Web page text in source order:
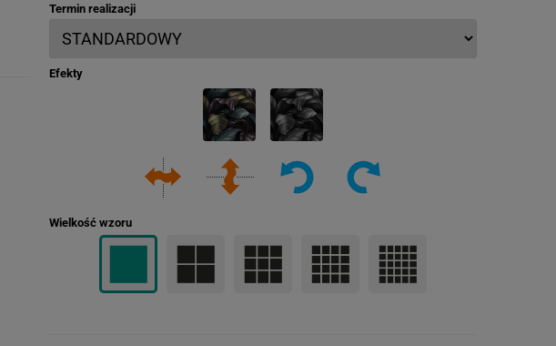
Termin realizacji
Efekty
Wielkość wzoru